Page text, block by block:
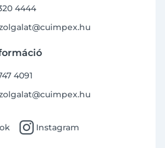
4444
4091
instagram Instagram